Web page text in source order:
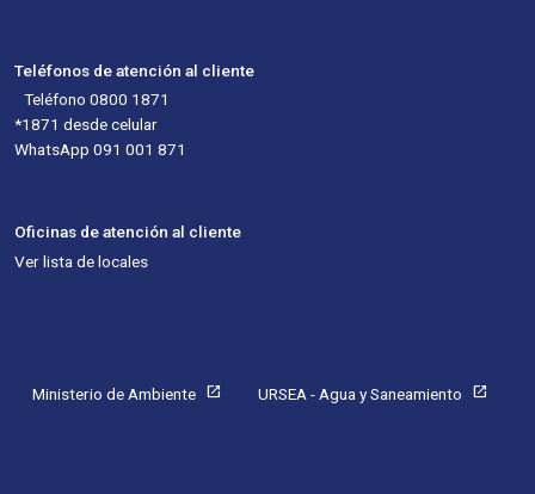
Teléfonos de atención al cliente
Teléfono 0800 1871
*1871 desde celular
WhatsApp 091 001 871
Oficinas de atención al cliente
Ver lista de locales
Ministerio de Ambiente open_in_new URSEA - Agua y Saneamiento open_in_new